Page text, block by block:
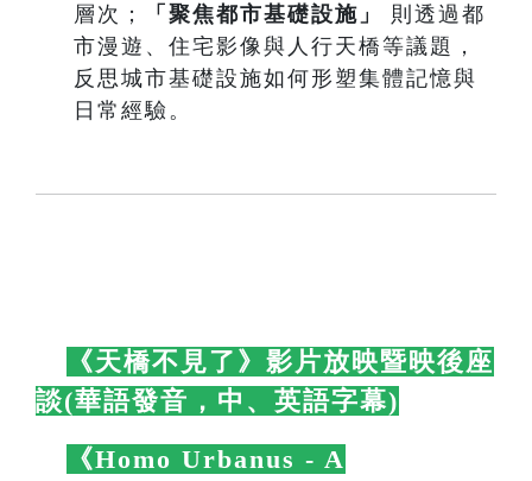
層次；
「聚焦都市基礎設施」
則透過都
市漫遊、住宅影像與人行天橋等議題，
反思城市基礎設施如何形塑集體記憶與
日常經驗。
《天橋不見了》影片放映暨映後座
談(華語發音，中、英語字幕)
《Homo Urbanus - A